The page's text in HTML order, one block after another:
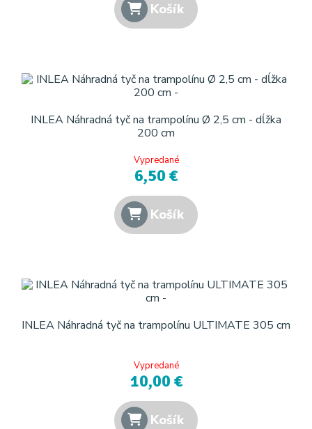
Košík
INLEA Náhradná tyč na trampolínu Ø 2,5 cm - dĺžka
200 cm
Vypredané
6,50 €
Košík
INLEA Náhradná tyč na trampolínu ULTIMATE 305 cm
Vypredané
10,00 €
Košík